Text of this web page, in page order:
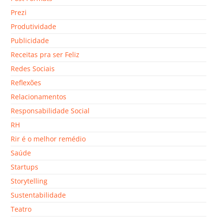
Prezi
Produtividade
Publicidade
Receitas pra ser Feliz
Redes Sociais
Reflexões
Relacionamentos
Responsabilidade Social
RH
Rir é o melhor remédio
Saúde
Startups
Storytelling
Sustentabilidade
Teatro